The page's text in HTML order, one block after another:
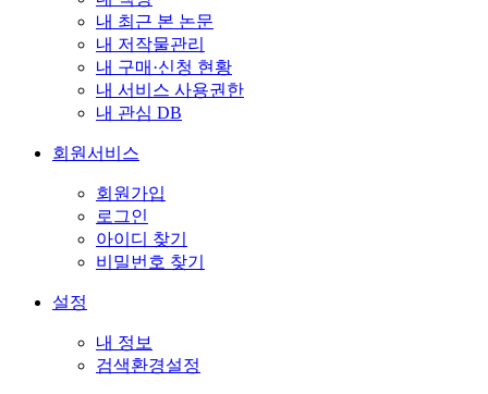
내 최근 본 논문
내 저작물관리
내 구매·신청 현황
내 서비스 사용권한
내 관심 DB
회원서비스
회원가입
로그인
아이디 찾기
비밀번호 찾기
설정
내 정보
검색환경설정